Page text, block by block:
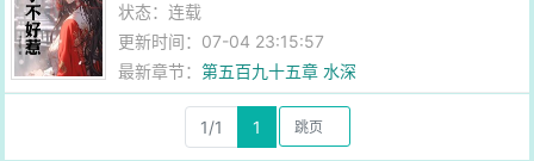
状态：连载
更新时间：07-04 23:15:57
最新章节：第五百九十五章 水深
1/1 1